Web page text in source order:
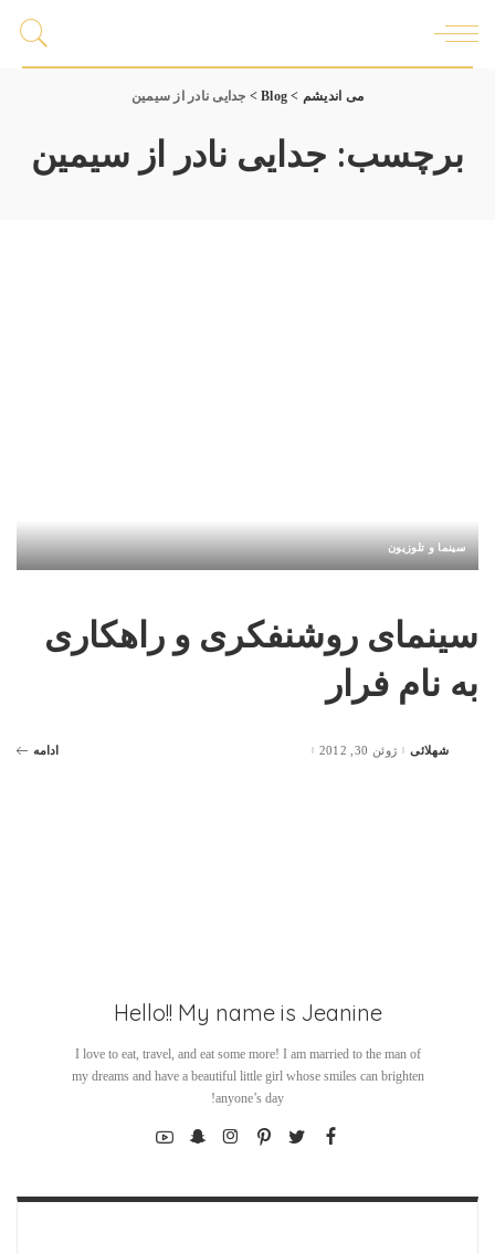
می اندیشم >
Blog
> جدایی نادر از سیمین
برچسب: جدایی نادر از سیمین
سینما و تلوزیون
سینمای روشنفکری و راهکاری
به نام فرار
Postedشهلائی ژوئن 30, 2012 ادامه
Hello!! My name is Jeanine
I love to eat, travel, and eat some more! I am married to the man of
my dreams and have a beautiful little girl whose smiles can brighten
anyone’s day!